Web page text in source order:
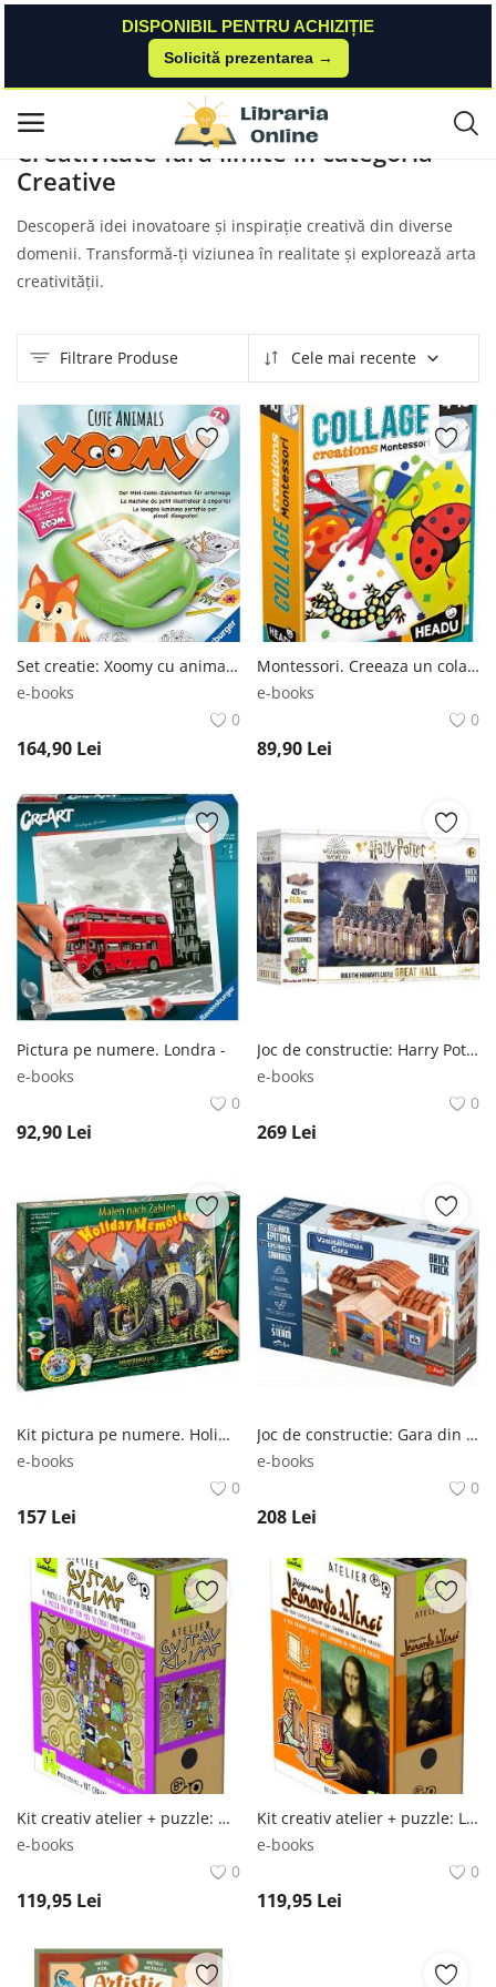
DISPONIBIL PENTRU ACHIZIȚIE
Solicită prezentarea →
Meniu principal
Categorii
Acasă
Contact
Autentificare
Înregistrare
Creative
Creativitate fără limite în categoria
Creative
Descoperă idei inovatoare și inspirație creativă din diverse
domenii. Transformă-ți viziunea în realitate și explorează arta
creativității.
Filtrare Produse Cele mai recente
Set creatie: Xoomy cu animale -
e-books
0
164,90 Lei
Montessori. Creeaza un colaj -
e-books
0
89,90 Lei
Pictura pe numere. Londra -
e-books
0
92,90 Lei
Joc de constructie: Harry Potter. Sala mare. Brick Trick -
e-books
0
269 Lei
Kit pictura pe numere. Holiday Memories -
e-books
0
157 Lei
Joc de constructie: Gara din caramidute ceramice. Brick Trick -
e-books
0
208 Lei
Kit creativ atelier + puzzle: Gustav Klimt -
e-books
0
119,95 Lei
Kit creativ atelier + puzzle: Leonardo Da Vinci -
e-books
0
119,95 Lei